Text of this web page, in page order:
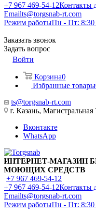
+7 967 469-54-12Контакты
Emailts@torgsnab-rt.com
Режим работыПн - Пт: 8:30
Заказать звонок
Задать вопрос
Войти
Корзина0
Избранные товары
ts@torgsnab-rt.com
г. Казань, Магистральная
Вконтакте
WhatsApp
ИНТЕРНЕТ-МАГАЗИН
МОЮЩИХ СРЕДСТВ
+7 967 469-54-12
+7 967 469-54-12Контакты
Emailts@torgsnab-rt.com
Режим работыПн - Пт: 8:30